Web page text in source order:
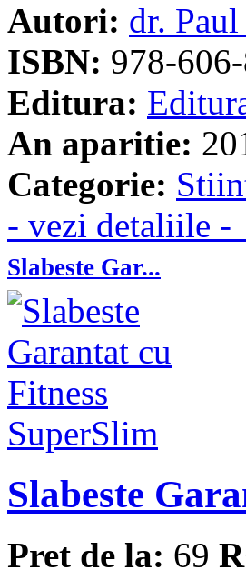
Autori: dr.
ISBN: 978-
Editura:
An aparitie:
Categorie:
- vezi detaliile -
Slabeste Gar...
Slabeste
Pret de la: 69